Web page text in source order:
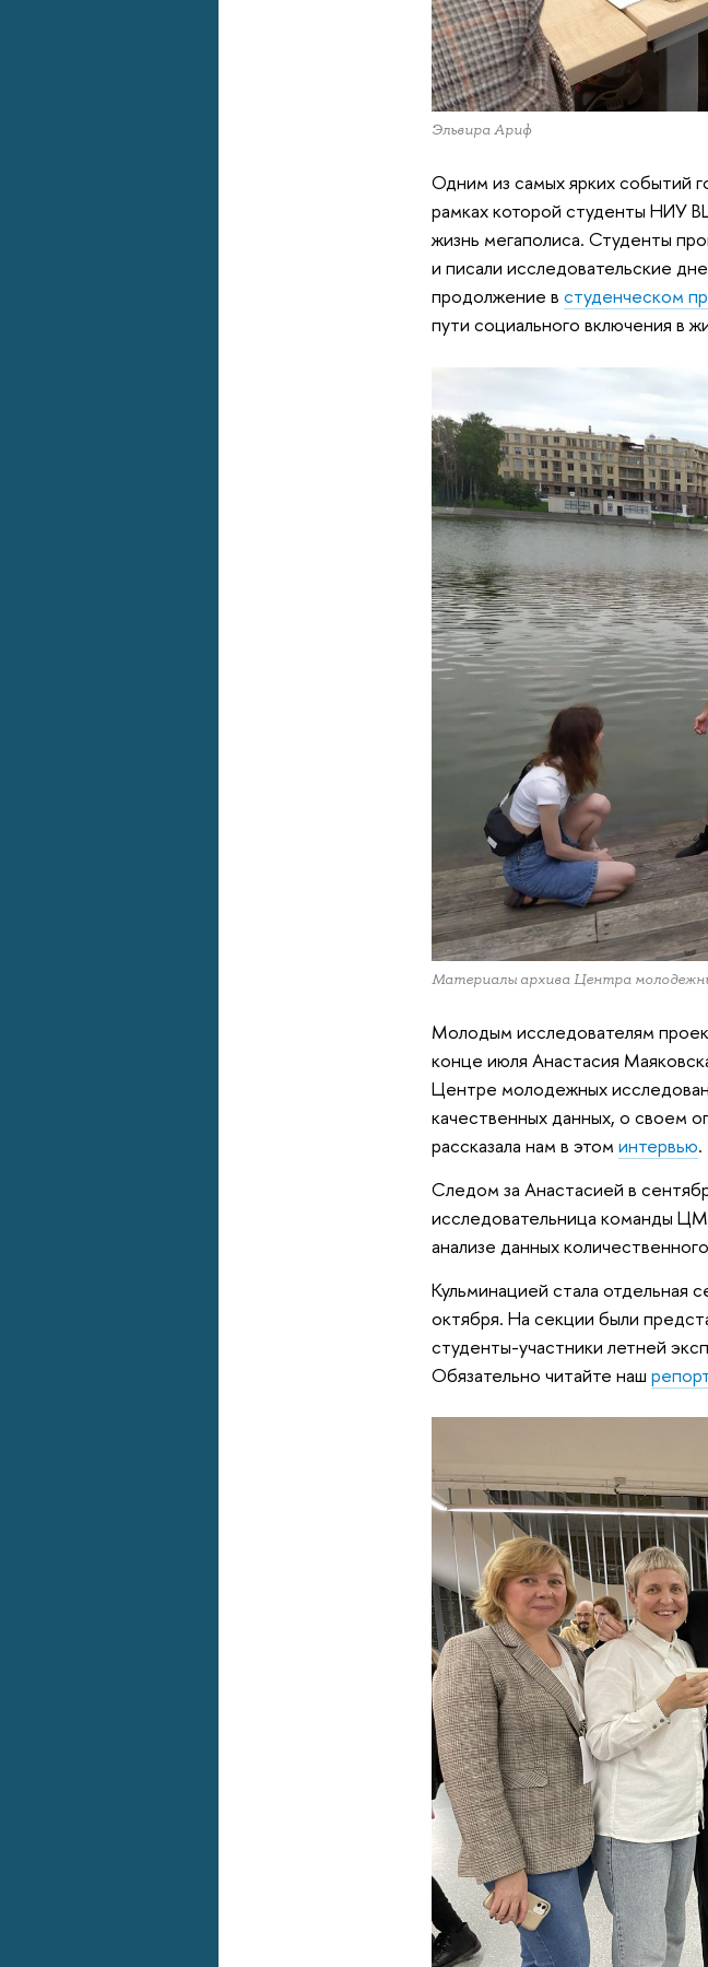
Эльвира Ариф
Одним из самых ярких событий
рамках которой студенты НИУ
жизнь мегаполиса. Студенты
и писали исследовательские
продолжение встуденческом
пути социального включения в
Материалы архива Центра
Молодым исследователям
конце июля Анастасия
Центре молодежных
качественных данных, о своем
рассказала нам в этоминтервью.
Следом за Анастасией в
исследовательница команды
анализе данных
Кульминацией стала
октября. На секции были
студенты-участники летней
Обязательно читайте наш